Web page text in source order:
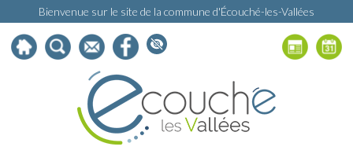
Bienvenue sur le site de la commune d'Écouché-les-Vallées